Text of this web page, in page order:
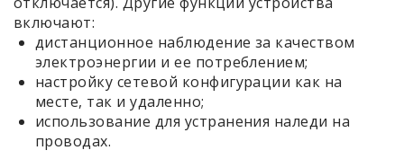
включают:
дистанционное наблюдение за качеством
электроэнергии и ее потреблением;
настройку сетевой конфигурации как на
месте, так и удаленно;
использование для устранения наледи на
проводах.